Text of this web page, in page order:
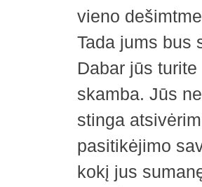
vieno
Tada jums bus
Dabar jūs
skamba. Jūs
stinga
pasitikėjimo
kokį jus